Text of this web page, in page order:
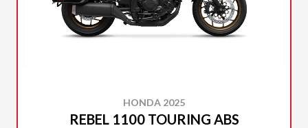
HONDA 2025
REBEL 1100 TOURING ABS